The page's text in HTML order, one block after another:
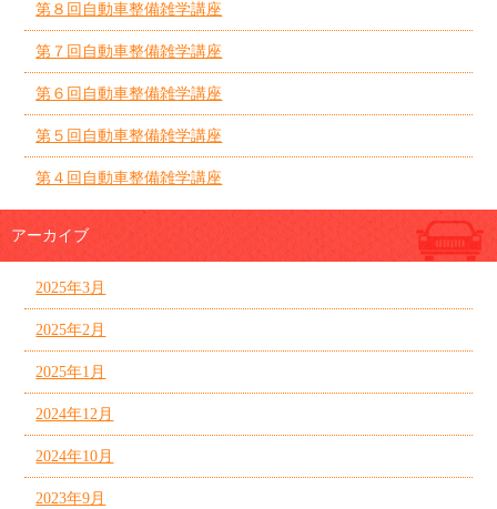
第８回自動車整備雑学講座
第７回自動車整備雑学講座
第６回自動車整備雑学講座
第５回自動車整備雑学講座
第４回自動車整備雑学講座
アーカイブ
2025年3月
2025年2月
2025年1月
2024年12月
2024年10月
2023年9月